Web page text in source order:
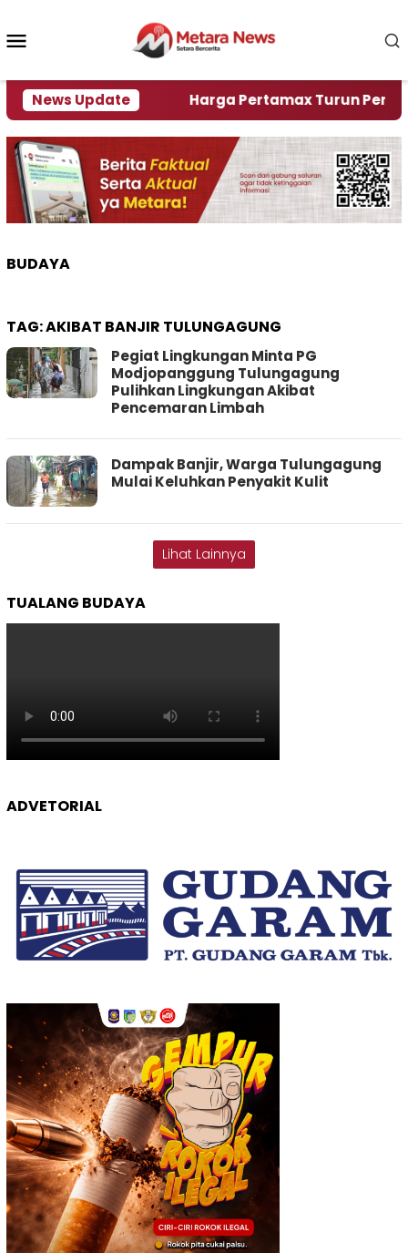
konten
News Update
Krisi Air Harga Pertamax Turun Per Hari
BUDAYA
TAG:AKIBAT BANJIR TULUNGAGUNG
Pegiat Lingkungan Minta PG
Modjopanggung Tulungagung
Pulihkan Lingkungan Akibat
Pencemaran Limbah
Dampak Banjir, Warga Tulungagung
Mulai Keluhkan Penyakit Kulit
Lihat Lainnya
TUALANG BUDAYA
ADVETORIAL